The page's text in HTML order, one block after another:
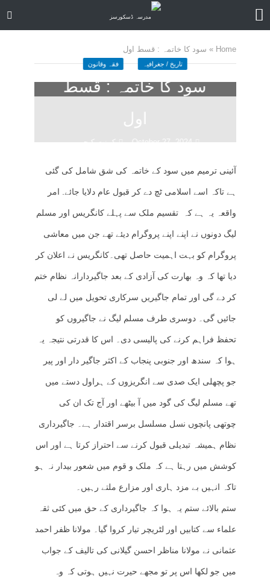
Home
» سود کا خاتمہ : قسط اول
تاریخ / جغرافیہ فقہ وقانون
سود کا خاتمہ : قسط
اول
October 27, 2024
کمنت کیجے
آئینی ترمیم میں سود کے خاتمہ کی شق شامل کی گئی
ہے تاکہ اسے اسلامی ٹچ دے کر قبول عام دلایا جائے. امر
واقعہ یہ ہے کہ تقسیم ملک سے پہلے کانگریس اور مسلم
لیگ دونوں نے اپنے اپنے پروگرام دیئے تھے جن میں معاشی
پروگرام کو بہت اہمیت حاصل تھی۔کانگریس نے اعلان کر
دیا تھا کہ وہ بھارت کی آزادی کے بعد جاگیردارانہ نظام ختم
کر دے گی اور تمام جاگیریں سرکاری تحویل میں لے لی
جائیں گی۔ دوسری طرف مسلم لیگ نے جاگیروں کو
تحفظ فراہم کرنے کی پالیسی دی۔ اس کا قدرتی نتیجہ یہ
ہوا کہ سندھ اور جنوبی پنجاب کے اکثر جاگیر دار اور پیر
جو پچھلی ایک صدی سے انگریزوں کے ہراول دستے میں
تھے مسلم لیگ کی گود میں آ بیٹھے اور آج تک ان کی
چوتھی پانچوں نسل مسلسل برسر اقتدار ہے۔ جاگیرداری
نظام ہمیشہ تبدیلی قبول کرنے سے احتراز کرتا ہے اور اس
کوشش میں رہتا ہے کہ ملک و قوم میں شعور بیدار نہ ہو
تاکہ انہیں بے مزد ہاری اور مزارع ملتے رہیں۔
ستم بالائے ستم یہ ہوا کہ جاگیرداری کے حق میں کئی ثقہ
علماء سے کتابیں اور لٹریچر تیار کروا گیا۔ مولانا ظفر احمد
عثمانی نے مولانا مناظر احسن گیلانی کی تالیف کے جواب
میں جو لکھا اس پر تو مجھے حیرت نہیں ہوتی کہ وہ